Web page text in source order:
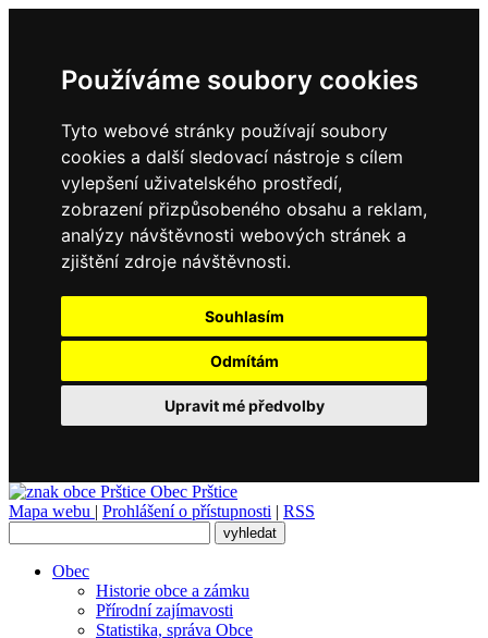
Používáme soubory cookies
Tyto webové stránky používají soubory
cookies a další sledovací nástroje s cílem
vylepšení uživatelského prostředí,
zobrazení přizpůsobeného obsahu a reklam,
analýzy návštěvnosti webových stránek a
zjištění zdroje návštěvnosti.
Souhlasím
Odmítám
Upravit mé předvolby
Obec Prštice
Mapa webu | Prohlášení o přístupnosti | RSS
Obec
Historie obce a zámku
Přírodní zajímavosti
Statistika, správa Obce